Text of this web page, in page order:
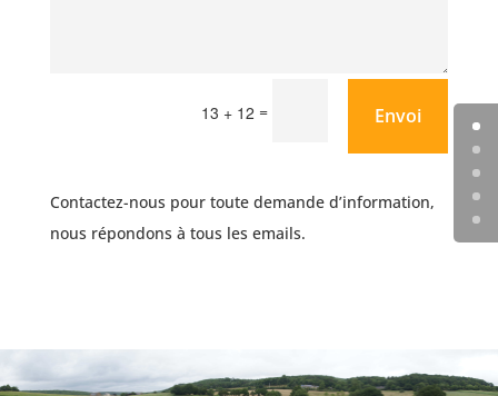
13 + 12 = Envoi
Contactez-nous pour toute demande d’information,
nous répondons à tous les emails.